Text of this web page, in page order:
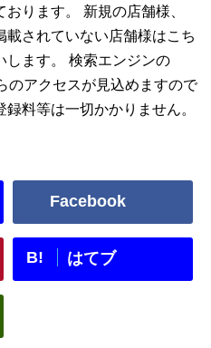
ります。 新規の店舗様、
載されていない店舗様はこち
します。 検索エンジンの
のアクセスが見込めますので
料等は一切かかりません。
Facebook
B! はてブ